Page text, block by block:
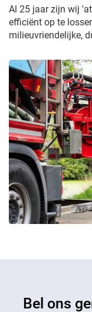
Al 25 jaar zijn wij
efficiënt op te
milieuvriendelijke,
Bel ons